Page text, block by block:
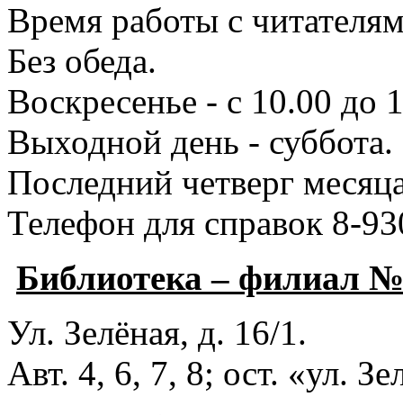
Время работы с
Без обеда.
Воскресенье - с 10.00 до
Выходной день - суббота.
Последний четверг
Телефон для справок 8-
Библиотека – филиал
Ул. Зелёная, д. 16/1.
Авт. 4, 6, 7, 8; ост. «ул.